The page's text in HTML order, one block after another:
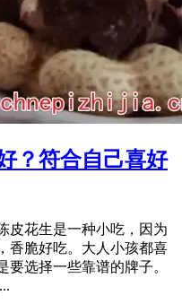
？符合自己喜好
皮花生是一种小吃，因为
香脆好吃。大人小孩都喜
选择一些靠谱的牌子。